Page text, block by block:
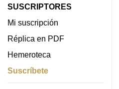
SUSCRIPTORES
Mi suscripción
Réplica en PDF
Hemeroteca
Suscríbete